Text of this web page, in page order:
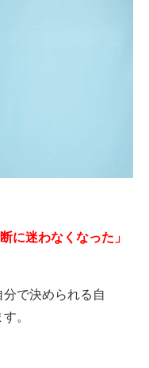
断に迷わなくなった」
分で決められる自
。